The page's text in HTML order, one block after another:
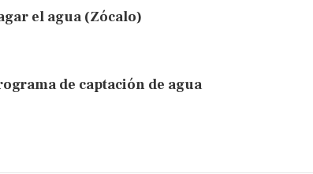
el agua (Zócalo)
de captación de agua